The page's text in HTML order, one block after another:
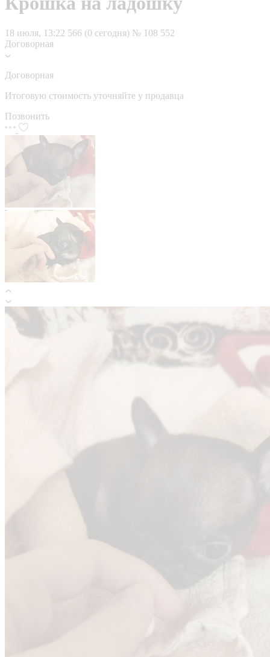
18 июля, 13:22 566 (0 сегодня) № 108 552
Договорная
Договорная
Итоговую стоимость уточняйте у продавца
Позвонить